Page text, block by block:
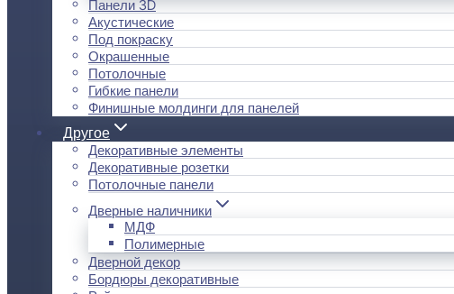
Панели 3D
Акустические
Под покраску
Окрашенные
Потолочные
Гибкие панели
Финишные молдинги для панелей
Другое
Декоративные элементы
Декоративные розетки
Потолочные панели
Дверные наличники
МДФ
Полимерные
Дверной декор
Бордюры декоративные